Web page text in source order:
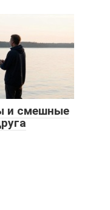
и смешные